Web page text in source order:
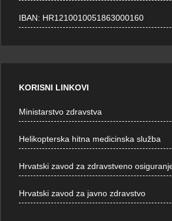
IBAN: HR1210010051863000160
KORISNI LINKOVI
Ministarstvo zdravstva
Helikopterska hitna medicinska služba
Hrvatski zavod za zdravstveno
Hrvatski zavod za javno zdravstvo